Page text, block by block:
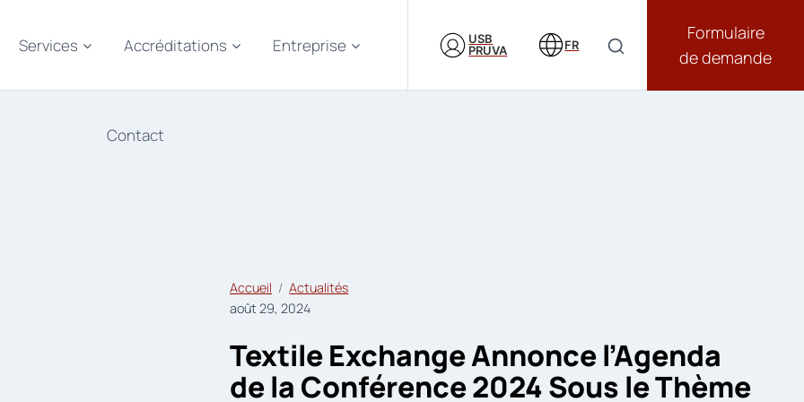
Services Accréditations Entreprise
Contact
USB
PRUVA
FR
Formulaire
de demande
Accueil
Actualités
août 29, 2024
Textile Exchange Annonce l’Agenda
de la Conférence 2024 Sous le Thème